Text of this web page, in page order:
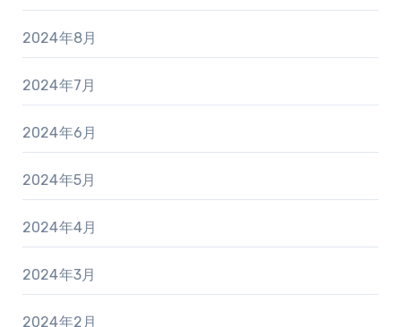
2024年8月
2024年7月
2024年6月
2024年5月
2024年4月
2024年3月
2024年2月